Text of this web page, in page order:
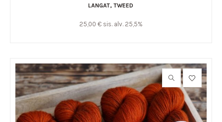
LANGAT,TWEED
25,00 € sis. alv. 25,5%